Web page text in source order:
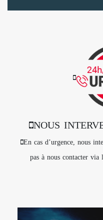
NOUS
En cas d’urgence, nous
pas à nous contacter via